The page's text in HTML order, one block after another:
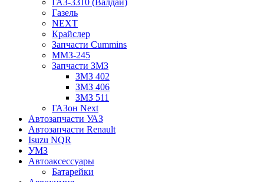
Газель
NEXT
Крайслер
Запчасти Cummins
ММЗ-245
Запчасти ЗМЗ
ЗМЗ 402
ЗМЗ 406
ЗМЗ 511
ГАЗон Next
Автозапчасти УАЗ
Автозапчасти Renault
Isuzu NQR
УМЗ
Автоаксессуары
Батарейки